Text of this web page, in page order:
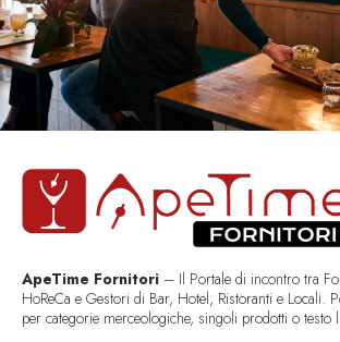
ApeTime Fornitori – Il Portale di incontro tra
HoReCa e Gestori di Bar, Hotel, Ristoranti e Locali.
per categorie merceologiche, singoli prodotti o testo